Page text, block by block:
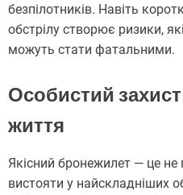
безпілотників. Навіть
обстрілу створює ризики,
можуть стати фатальними.
Особистий захист
життя
Якісний бронежилет — це
вистояти у найскладніших